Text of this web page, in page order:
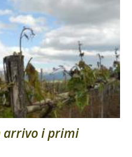
arrivo i primi